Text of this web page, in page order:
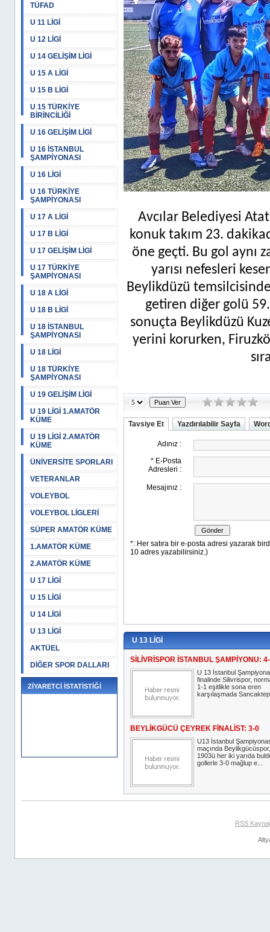
TÜFAD
U 11 LİGİ
U 12 LİGİ
U 14 GELİŞİM LİGİ
U 15 A LİGİ
U 15 B LİGİ
U 15 TÜRKİYE
BİRİNCİLİĞİ
U 16 GELİŞİM LİGİ
U 16 İSTANBUL
ŞAMPİYONASI
U 16 LİGİ
U 16 TÜRKİYE
ŞAMPİYONASI
U 17 A LİGİ
U 17 B LİGİ
U 17 GELİŞİM LİGİ
U 17 TÜRKİYE
ŞAMPİYONASI
U 18 A LİGİ
U 18 B LİGİ
U 18 İSTANBUL
ŞAMPİYONASI
U 18 LİGİ
U 18 TÜRKİYE
ŞAMPİYONASI
U 19 GELİŞİM LİGİ
U 19 LİGİ 1.AMATÖR
KÜME
U 19 LİGİ 2.AMATÖR
KÜME
ÜNİVERSİTE SPORLARI
VETERANLAR
VOLEYBOL
VOLEYBOL LİGLERİ
SÜPER AMATÖR KÜME
1.AMATÖR KÜME
2.AMATÖR KÜME
U 17 LİGİ
U 15 LİGİ
U 14 LİGİ
U 13 LİGİ
AKTÜEL
DİĞER SPOR DALLARI
ZİYARETCİ İSTATİSTİĞİ
Avcılar Belediyesi
konuk takım 23.
öne geçti. Bu gol aynı
yarısı nefesleri
Beylikdüzü
getiren diğer golü
sonuçta Beylikdüzü
yerini korurken,
Tavsiye Et Yazdırılabilir Sayfa
U 13 LİGİ
SİLİVRİSPOR İSTANBUL ŞAMPİYONU:
U 13 İstanbul
finalinde Silivrispor,
1-1 eşitlikle sona eren
karşılaşmada
BEYLİKGÜCÜ ÇEYREK FİNALİST: 3-0
U13 İstanbul
maçında
1903ü her iki yarıda
gollerle 3-0 mağlup e...
RSS